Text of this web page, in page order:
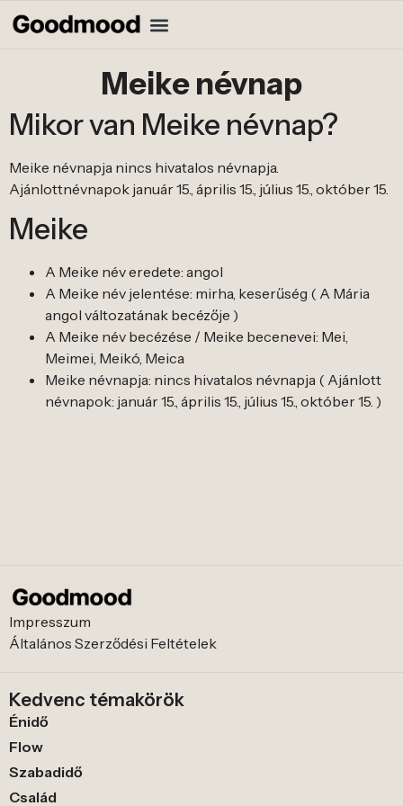
Meike névnap
Mikor van Meike névnap?
Meike névnapja nincs hivatalos névnapja.
Ajánlottnévnapok január 15., április 15., július 15., október 15.
Meike
A Meike név eredete: angol
A Meike név jelentése: mirha, keserűség ( A Mária
angol változatának becézője )
A Meike név becézése / Meike becenevei: Mei,
Meimei, Meikó, Meica
Meike névnapja: nincs hivatalos névnapja ( Ajánlott
névnapok: január 15., április 15., július 15., október 15. )
Impresszum
Általános Szerződési Feltételek
Kedvenc témakörök
Énidő
Flow
Szabadidő
Család